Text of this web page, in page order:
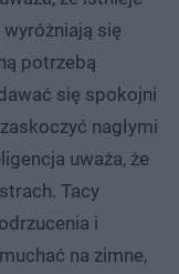
się
potrzebą
się spokojni
nagłymi
uważa, że
Tacy
i
na zimne,